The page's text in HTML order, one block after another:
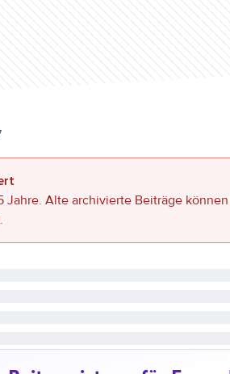
Jahre. Alte archivierte Beiträge